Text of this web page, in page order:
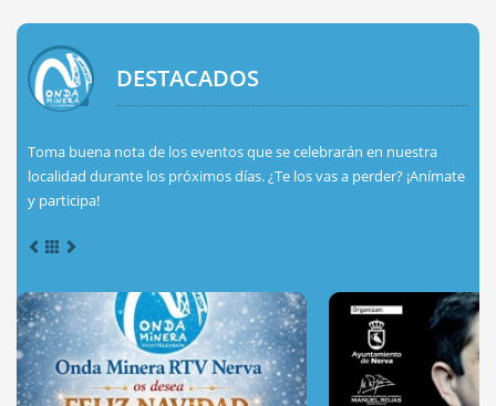
DESTACADOS
Toma buena nota de los eventos que se celebrarán en nuestra
localidad durante los próximos días. ¿Te los vas a perder? ¡Anímate
y participa!